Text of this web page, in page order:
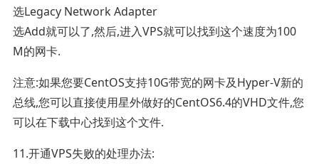
选Legacy Network Adapter
选Add就可以了,然后,进入VPS就可以找到这个速度为100
M的网卡.
注意:如果您要CentOS支持10G带宽的网卡及Hyper-V新的
总线,您可以直接使用星外做好的CentOS6.4的VHD文件,您
可以在下载中心找到这个文件.
11.开通VPS失败的处理办法: